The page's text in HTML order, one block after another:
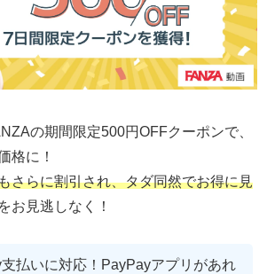
の期間限定500円OFFクーポンで、
格に！
さらに割引され、タダ同然でお得に見
お見逃しなく！
払いに対応！PayPayアプリがあれ